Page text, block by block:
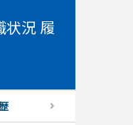
状況 履